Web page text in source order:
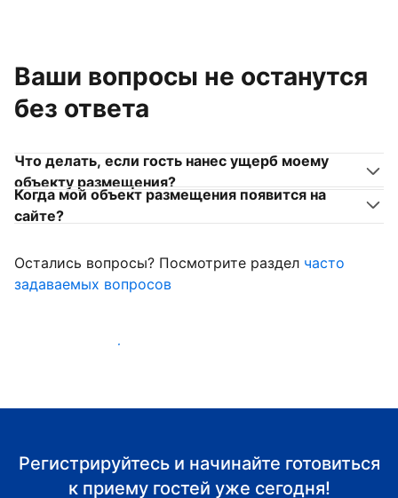
Ваши вопросы не останутся
без ответа
Что делать, если гость нанес ущерб моему
объекту размещения?
Когда мой объект размещения появится на
сайте?
Остались вопросы? Посмотрите раздел часто
задаваемых вопросов
Начать принимать гостей
Регистрируйтесь и начинайте готовиться
к приему гостей уже сегодня!